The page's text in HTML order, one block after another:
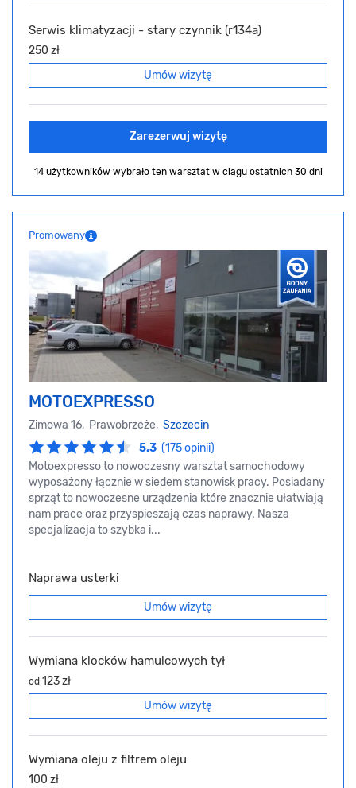
Serwis klimatyzacji - stary czynnik (r134a)
250 zł
Umów wizytę
Zarezerwuj wizytę
14 użytkowników wybrało ten warsztat w ciągu ostatnich 30 dni
Promowany
MOTOEXPRESSO
Zimowa 16, Prawobrzeże, Szczecin
5.3 (175 opinii)
Motoexpresso to nowoczesny warsztat samochodowy
wyposażony łącznie w siedem stanowisk pracy. Posiadany
sprząt to nowoczesne urządzenia które znacznie ułatwiają
nam prace oraz przyspieszają czas naprawy. Nasza
specjalizacja to szybka i...
Naprawa usterki
Umów wizytę
Wymiana klocków hamulcowych tył
od 123 zł
Umów wizytę
Wymiana oleju z filtrem oleju
100 zł